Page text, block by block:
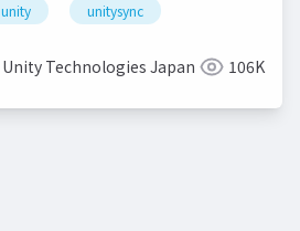
unity unitysync
Unity Technologies Japan 106K